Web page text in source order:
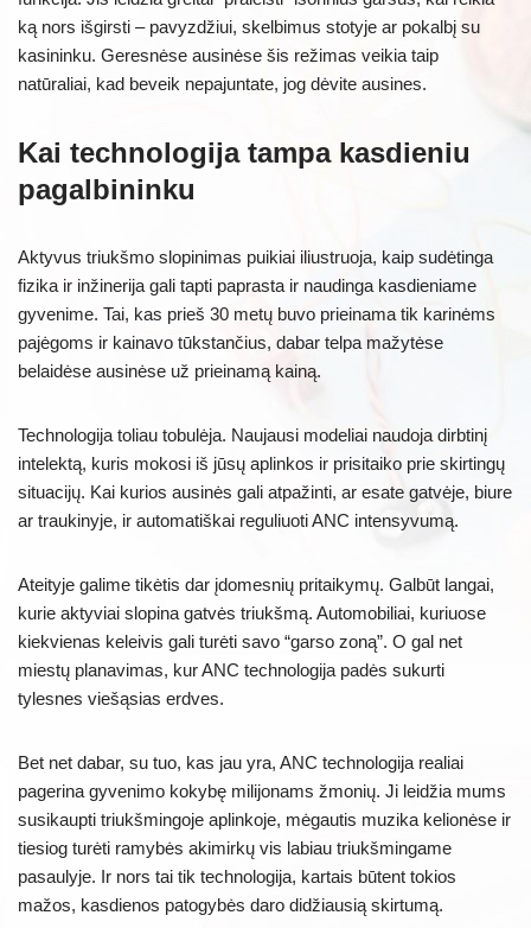
ką nors išgirsti – pavyzdžiui, skelbimus stotyje ar pokalbį su
kasininku. Geresnėse ausinėse šis režimas veikia taip
natūraliai, kad beveik nepajuntate, jog dėvite ausines.
Kai technologija tampa kasdieniu
pagalbininku
Aktyvus triukšmo slopinimas puikiai iliustruoja, kaip sudėtinga
fizika ir inžinerija gali tapti paprasta ir naudinga kasdieniame
gyvenime. Tai, kas prieš 30 metų buvo prieinama tik karinėms
pajėgoms ir kainavo tūkstančius, dabar telpa mažytėse
belaidėse ausinėse už prieinamą kainą.
Technologija toliau tobulėja. Naujausi modeliai naudoja dirbtinį
intelektą, kuris mokosi iš jūsų aplinkos ir prisitaiko prie skirtingų
situacijų. Kai kurios ausinės gali atpažinti, ar esate gatvėje, biure
ar traukinyje, ir automatiškai reguliuoti ANC intensyvumą.
Ateityje galime tikėtis dar įdomesnių pritaikymų. Galbūt langai,
kurie aktyviai slopina gatvės triukšmą. Automobiliai, kuriuose
kiekvienas keleivis gali turėti savo “garso zoną”. O gal net
miestų planavimas, kur ANC technologija padės sukurti
tylesnes viešąsias erdves.
Bet net dabar, su tuo, kas jau yra, ANC technologija realiai
pagerina gyvenimo kokybę milijonams žmonių. Ji leidžia mums
susikaupti triukšmingoje aplinkoje, mėgautis muzika kelionėse ir
tiesiog turėti ramybės akimirkų vis labiau triukšmingame
pasaulyje. Ir nors tai tik technologija, kartais būtent tokios
mažos, kasdienos patogybės daro didžiausią skirtumą.